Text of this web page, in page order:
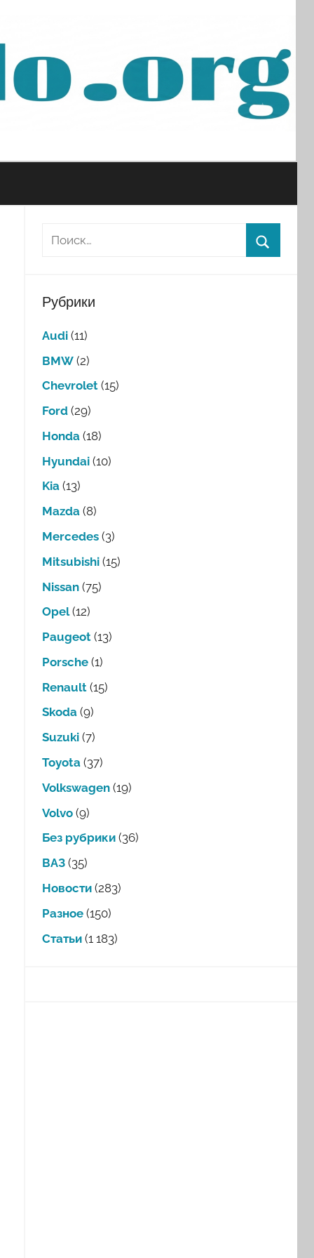
Рубрики
Audi(11)
BMW(2)
Chevrolet(15)
Ford(29)
Honda(18)
Hyundai(10)
Kia(13)
Mazda(8)
Mercedes(3)
Mitsubishi(15)
Nissan(75)
Opel(12)
Paugeot(13)
Porsche(1)
Renault(15)
Skoda(9)
Suzuki(7)
Toyota(37)
Volkswagen(19)
Volvo(9)
Без рубрики(36)
ВАЗ(35)
Новости(283)
Разное(150)
Статьи(1 183)